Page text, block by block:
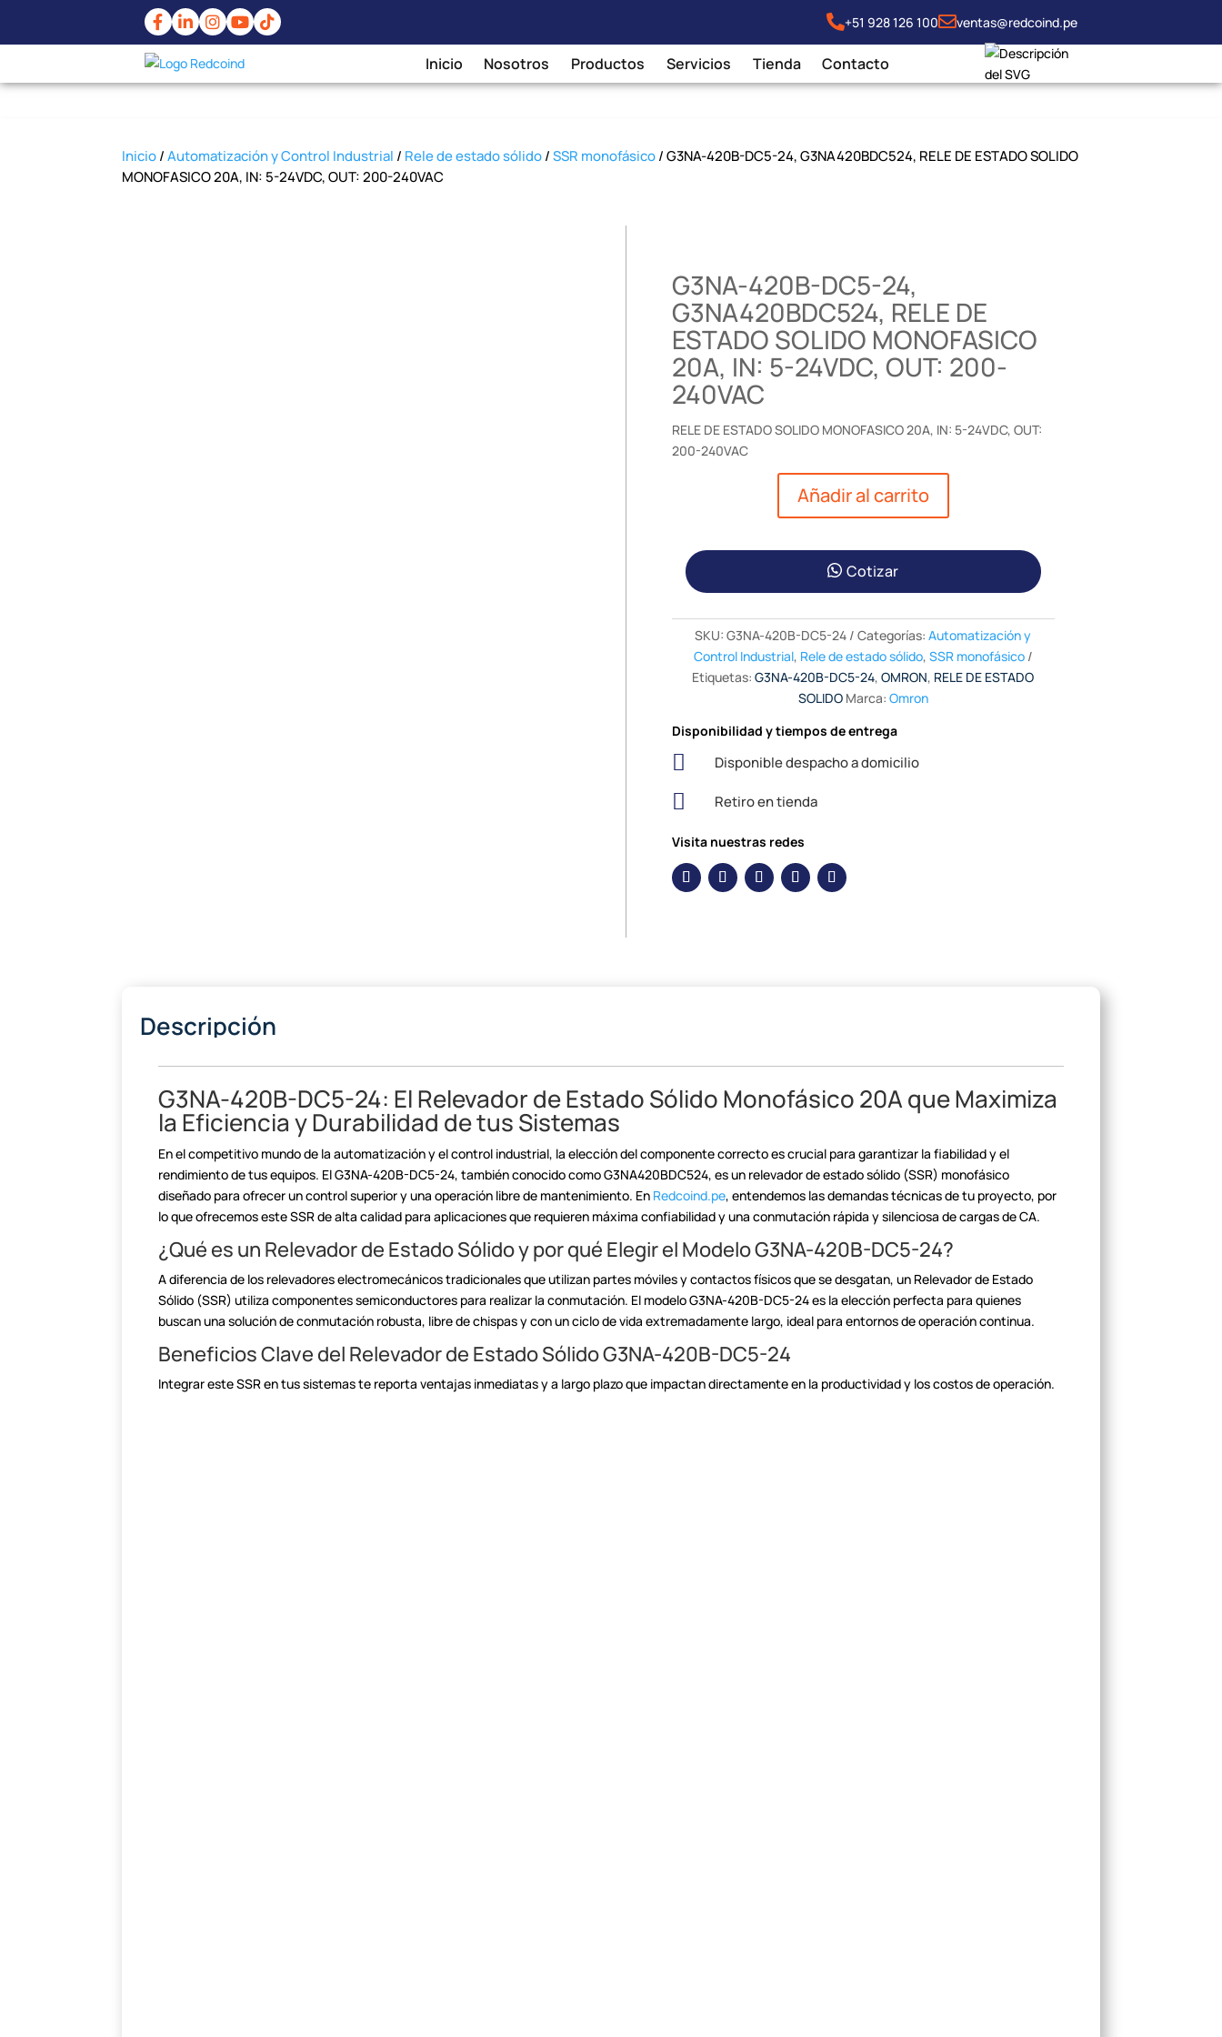
+51 928 126 100 ventas@redcoind.pe
Inicio Nosotros Productos Servicios Tienda Contacto
Inicio/Automatización y Control Industrial / Rele de estado sólido/SSR monofásico/ G3NA-420B-DC5-24, G3NA420BDC524, RELE DE ESTADO SOLIDO
MONOFASICO 20A, IN: 5-24VDC, OUT: 200-240VAC
G3NA-420B-DC5-24,
G3NA420BDC524, RELE DE
ESTADO SOLIDO MONOFASICO
20A, IN: 5-24VDC, OUT: 200-
240VAC
RELE DE ESTADO SOLIDO MONOFASICO 20A, IN: 5-24VDC, OUT:
200-240VAC
Añadir al carrito
Cotizar
SKU:G3NA-420B-DC5-24 Categorías:Automatización y
Control Industrial, Rele de estado sólido, SSR monofásico
Etiquetas:G3NA-420B-DC5-24,OMRON, RELE DE ESTADO
SOLIDO Marca: Omron
Disponibilidad y tiempos de entrega
 Disponible despacho a domicilio
 Retiro en tienda
Visita nuestras redes
Descripción
G3NA-420B-DC5-24: El Relevadorde Estado Sólido Monofásico 20A que Maximiza
la Eficiencia y Durabilidad detus Sistemas
En el competitivo mundo de la automatización y el control industrial, la elección del componente correcto es crucial para garantizar la fiabilidad y el
rendimiento de tus equipos. El G3NA-420B-DC5-24, tambiénconocido como G3NA420BDC524, es un relevador de estado sólido (SSR) monofásico
diseñado para ofrecer un control superior y una operación libre de mantenimiento. En Redcoind.pe, entendemos las demandastécnicas de tu proyecto, por
lo que ofrecemos este SSR de alta calidad para aplicaciones que requieren máxima confiabilidad y una conmutación rápida ysilenciosa de cargas de CA.
¿Qué es un Relevador de Estado Sólido y por qué Elegir el ModeloG3NA-420B-DC5-24?
A diferencia de los relevadores electromecánicos tradicionales queutilizan partes móviles y contactos físicos que se desgatan, un Relevador de Estado
Sólido (SSR) utiliza componentes semiconductores para realizar la conmutación. El modelo G3NA-420B-DC5-24 es la elección perfecta para quienes
buscan una solución de conmutación robusta, libre de chispas y con un ciclode vida extremadamente largo, ideal para entornos de operacióncontinua.
Beneficios Clave del Relevador de Estado Sólido G3NA-420B-DC5-24
Integrar este SSR en tus sistemas te reporta ventajas inmediatas ya largo plazo que impactan directamente en la productividad y los costos deoperación.